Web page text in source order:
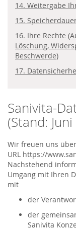
Sanivita-
(Stand:
Wir freuen uns
URL https://
Nachstehend
Umgang mit Ihren
mit
der
der
Sanivita
14. Weitergabe
15.
16. Ihre Rechte
Löschung,
Beschwerde)
17.